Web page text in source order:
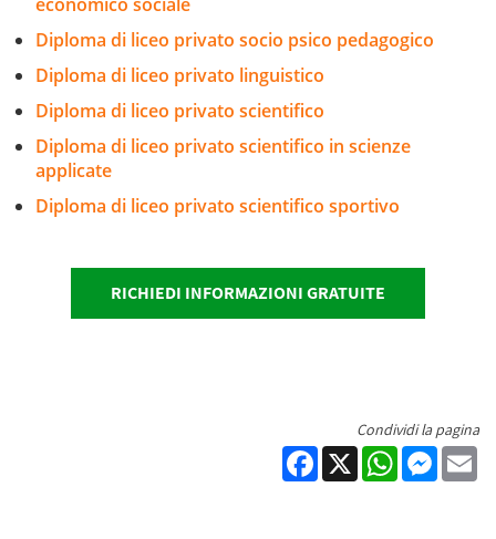
Diploma di liceo privato socio psico pedagogico
Diploma di liceo privato linguistico
Diploma di liceo privato scientifico
Diploma di liceo privato scientifico in scienze
applicate
Diploma di liceo privato scientifico sportivo
RICHIEDI INFORMAZIONI GRATUITE
Condividi la pagina
Facebook
X WhatsApp